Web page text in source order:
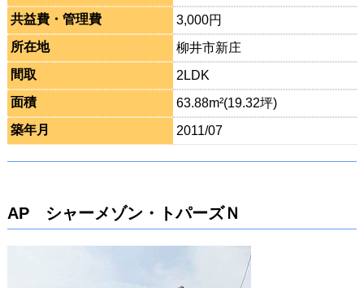
共益費・管理費
3,000円
所在地
柳井市新庄
間取
2LDK
面積
63.88m²(19.32坪)
築年月
2011/07
AP シャーメゾン・トパーズＮ